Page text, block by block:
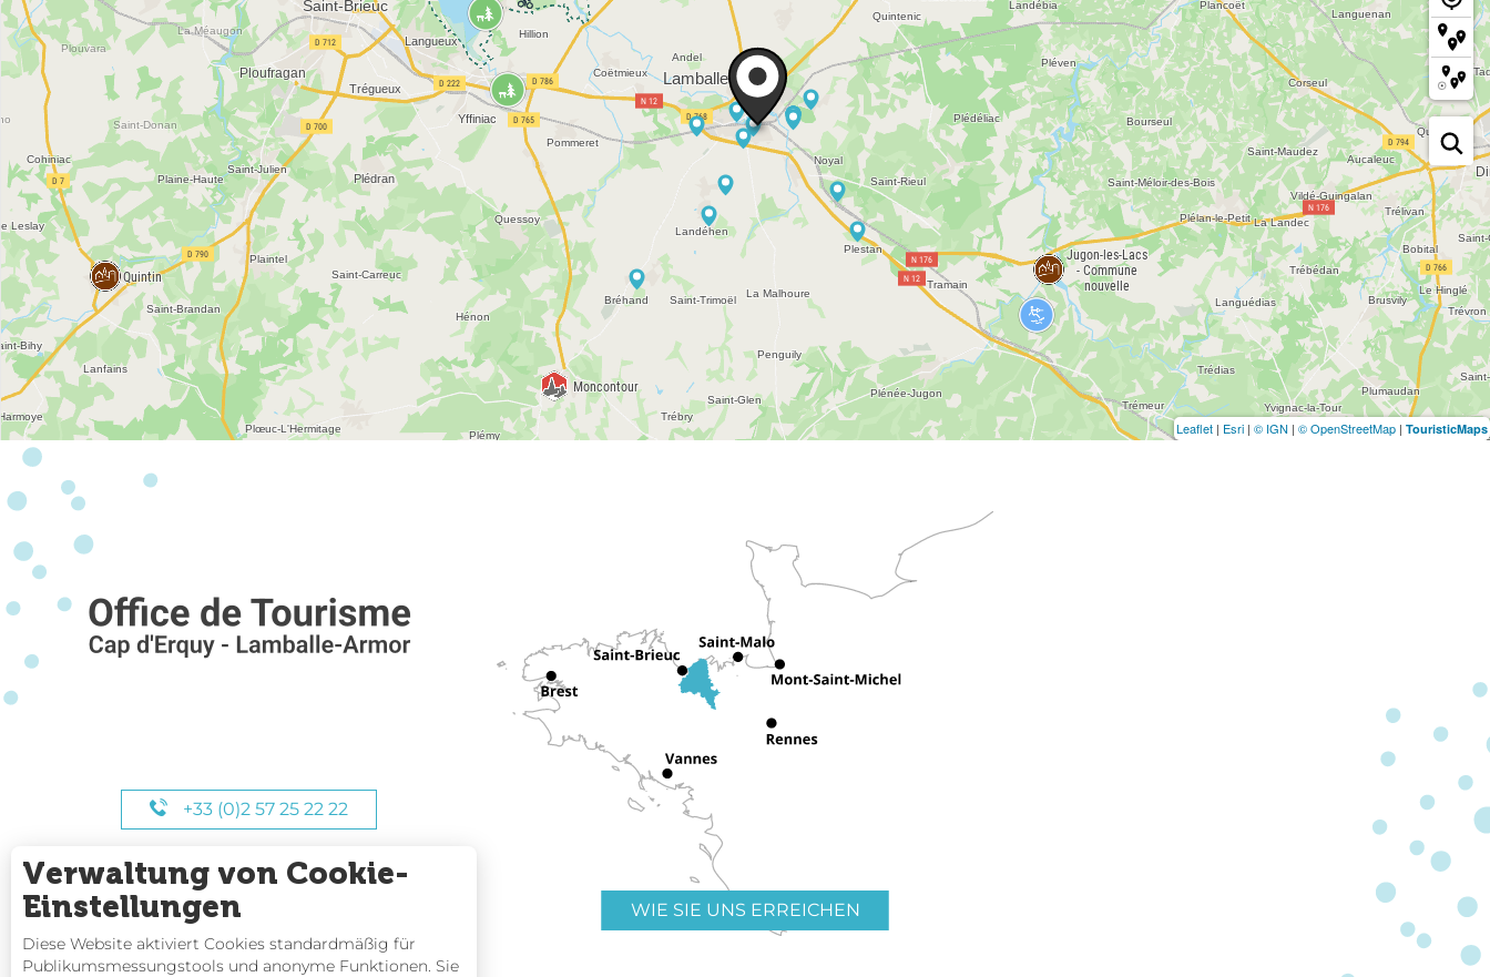
Leaflet | Esri | © IGN | © OpenStreetMap | TouristicMaps
+33 (0)2 57 25 22 22
UNSERE STUNDEN
WIE SIE UNS ERREICHEN
Verwaltung von Cookie-
Einstellungen
Diese Website aktiviert Cookies standardmäßig für
Publikumsmessungstools und anonyme Funktionen. Sie